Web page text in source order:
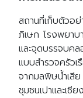
สถานที่เก็บตัวอ
ภิเษก โรงพยาบ
และจุดบรรจบค
แบบสำรวจครัวเ
จากมลพิษน้ำเสี
ชุมชนเปาและเ